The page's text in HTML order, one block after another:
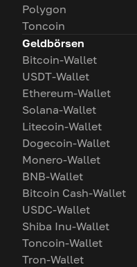
Polygon
Toncoin
Geldbörsen
Bitcoin-Wallet
USDT-Wallet
Ethereum-Wallet
Solana-Wallet
Litecoin-Wallet
Dogecoin-Wallet
Monero-Wallet
BNB-Wallet
Bitcoin Cash-Wallet
USDC-Wallet
Shiba Inu-Wallet
Toncoin-Wallet
Tron-Wallet